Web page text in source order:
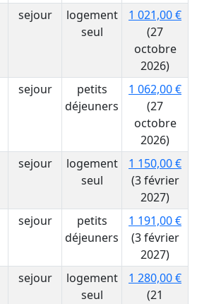
sejour
logement
seul
1 021,00 €
(27
octobre
2026)
sejour
petits
déjeuners
1 062,00 €
(27
octobre
2026)
sejour
logement
seul
1 150,00 €
(3 février
2027)
sejour
petits
déjeuners
1 191,00 €
(3 février
2027)
sejour
logement
seul
1 280,00 €
(21